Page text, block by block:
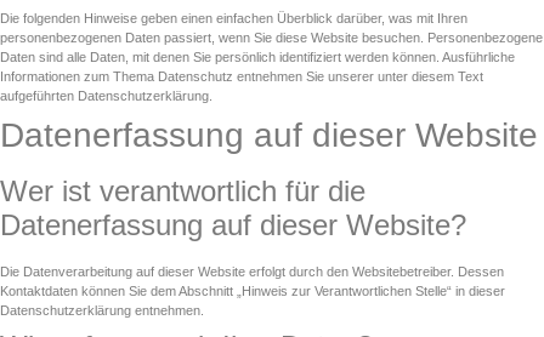
Die folgenden Hinweise geben einen einfachen Überblick darüber, was mit Ihren
personenbezogenen Daten passiert, wenn Sie diese Website besuchen. Personenbezogene
Daten sind alle Daten, mit denen Sie persönlich identifiziert werden können. Ausführliche
Informationen zum Thema Datenschutz entnehmen Sie unserer unter diesem Text
aufgeführten Datenschutzerklärung.
Datenerfassung auf dieser Website
Wer ist verantwortlich für die
Datenerfassung auf dieser Website?
Die Datenverarbeitung auf dieser Website erfolgt durch den Websitebetreiber. Dessen
Kontaktdaten können Sie dem Abschnitt „Hinweis zur Verantwortlichen Stelle“ in dieser
Datenschutzerklärung entnehmen.